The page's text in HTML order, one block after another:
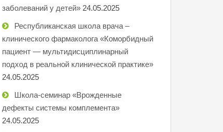
заболеваний у детей» 24.05.2025
Республиканская школа врача –
клинического фармаколога «Коморбидный
пациент — мультидисциплинарный
подход в реальной клинической практике»
24.05.2025
Школа-семинар «Врожденные
дефекты системы комплемента»
24.05.2025